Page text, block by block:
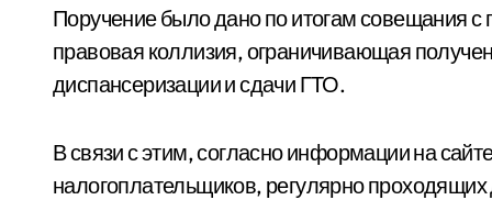
Поручение было дано по итогам совещания с
правовая коллизия, ограничивающая
диспансеризации и сдачи ГТО.
В связи с этим, согласно информации на
налогоплательщиков, регулярно